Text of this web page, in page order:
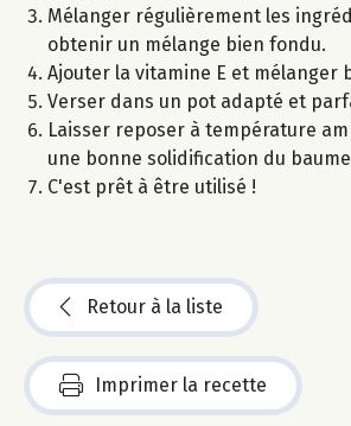
Mélanger régulièrement les
obtenir un mélange bien fondu.
Ajouter la vitamine E et mélanger
Verser dans un pot adapté et
Laisser reposer à température
une bonne solidification du
C'est prêt à être utilisé !
Retour à la liste
Imprimer la recette